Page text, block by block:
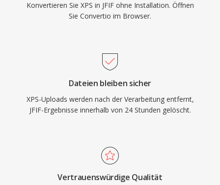
Konvertieren Sie XPS in JFIF ohne Installation. Öffnen
Sie Convertio im Browser.
Dateien bleiben sicher
XPS-Uploads werden nach der Verarbeitung entfernt,
JFIF-Ergebnisse innerhalb von 24 Stunden gelöscht.
Vertrauenswürdige Qualität